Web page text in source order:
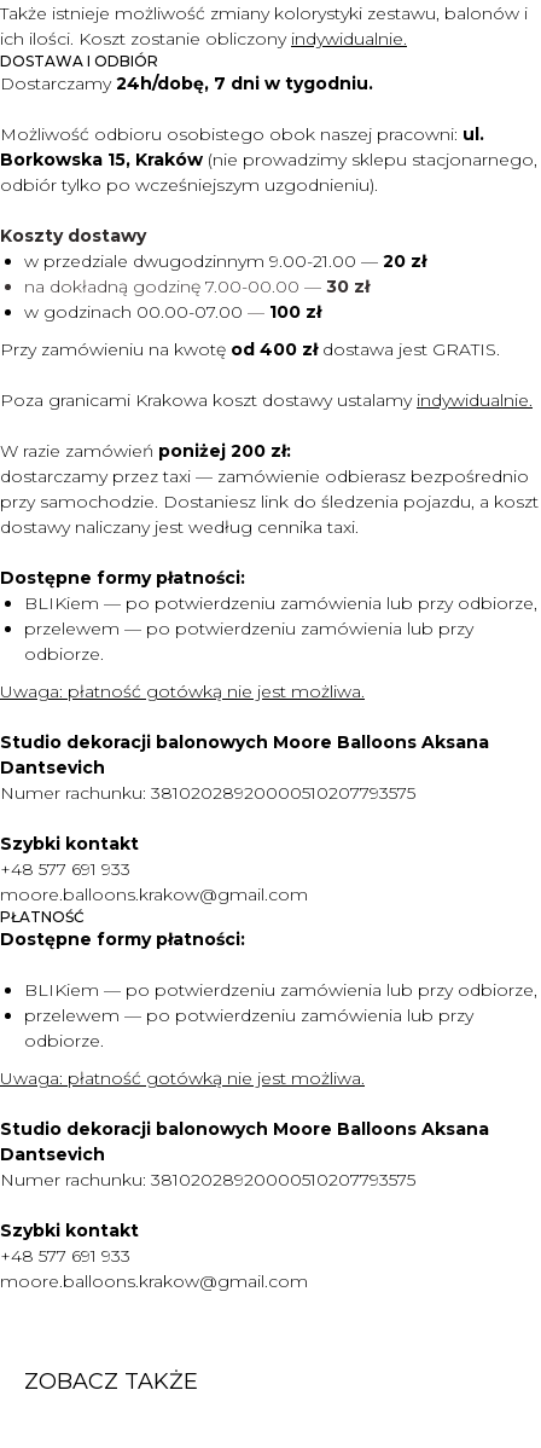
Także istnieje możliwość zmiany kolorystyki zestawu, balonów i
ich ilości. Koszt zostanie obliczony indywidualnie.
DOSTAWA I ODBIÓR
Dostarczamy24h/dobę, 7 dni w tygodniu.
Możliwość odbioru osobistego obok naszej pracowni: ul.
Borkowska 15, Kraków (nie prowadzimy sklepu stacjonarnego,
odbiór tylko po wcześniejszym uzgodnieniu).
Koszty dostawy
w przedziale dwugodzinnym 9.00-21.00 — 20 zł
na dokładną godzinę 7.00-00.00 — 30 zł
w godzinach 00.00-07.00 — 100 zł
Przy zamówieniu na kwotę od 400 zł dostawa jest GRATIS.
Poza granicami Krakowa koszt dostawy ustalamy indywidualnie.
W razie zamówień poniżej 200 zł:
dostarczamy przez taxi — zamówienie odbierasz bezpośrednio
przy samochodzie. Dostaniesz link do śledzenia pojazdu, a koszt
dostawy naliczany jest według cennika taxi.
Dostępne formy płatności:
BLIKiem — po potwierdzeniu zamówienia lub przy odbiorze,
przelewem — po potwierdzeniu zamówienia lub przy
odbiorze.
Uwaga: płatność gotówką nie jest możliwa.
Studio dekoracji balonowych Moore Balloons Aksana
Dantsevich
Numer rachunku: 38102028920000510207793575
Szybki kontakt
+48 577 691 933
moore.balloons.krakow@gmail.com
PŁATNOŚĆ
Dostępne formy płatności:
BLIKiem — po potwierdzeniu zamówienia lub przy odbiorze,
przelewem — po potwierdzeniu zamówienia lub przy
odbiorze.
Uwaga: płatność gotówką nie jest możliwa.
Studio dekoracji balonowych Moore Balloons Aksana
Dantsevich
Numer rachunku: 38102028920000510207793575
Szybki kontakt
+48 577 691 933
moore.balloons.krakow@gmail.com
ZOBACZ TAKŻE
moore.balloons.krakow@gmail.com
KONTAKT
CENNIK
DOSTAWA I PŁATNOŚĆ
WARTO WIEDZIEĆ
REGULAMIN
POLITYKA PRYWATNOŚCI
TWORZENIE STRONY
MENU